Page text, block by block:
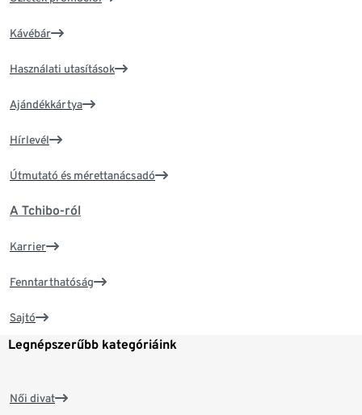
Kávébár
Használati utasítások
Ajándékkártya
Hírlevél
Útmutató és mérettanácsadó
A Tchibo-ról
Karrier
Fenntarthatóság
Sajtó
Legnépszerűbb kategóriáink
Női divat